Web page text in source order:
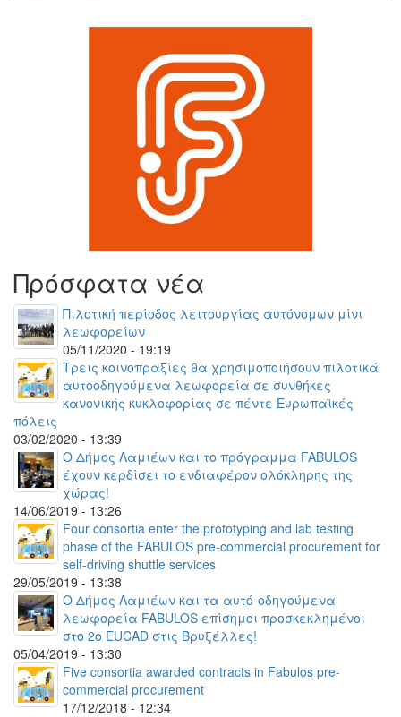
Πρόσφατα νέα
Πιλοτική περίοδος λειτουργίας αυτόνομων μίνι
λεωφορείων
05/11/2020 - 19:19
Τρεις κοινοπραξίες θα χρησιμοποιήσουν πιλοτικά
αυτοοδηγούμενα λεωφορεία σε συνθήκες
κανονικής κυκλοφορίας σε πέντε Ευρωπαϊκές
πόλεις
03/02/2020 - 13:39
Ο Δήμος Λαμιέων και το πρόγραμμα FABULOS
έχουν κερδίσει το ενδιαφέρον ολόκληρης της
χώρας!
14/06/2019 - 13:26
Four consortia enter the prototyping and lab testing
phase of the FABULOS pre-commercial procurement for
self-driving shuttle services
29/05/2019 - 13:38
Ο Δήμος Λαμιέων και τα αυτό-οδηγούμενα
λεωφορεία FABULOS επίσημοι προσκεκλημένοι
στο 2ο EUCAD στις Βρυξέλλες!
05/04/2019 - 13:30
Five consortia awarded contracts in Fabulos pre-
commercial procurement
17/12/2018 - 12:34